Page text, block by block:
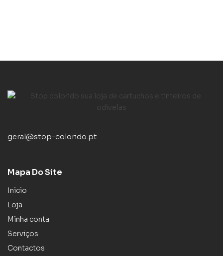
geral@stop-colorido.pt
Mapa Do Site
Inicio
Loja
Minha conta
Serviços
Contactos